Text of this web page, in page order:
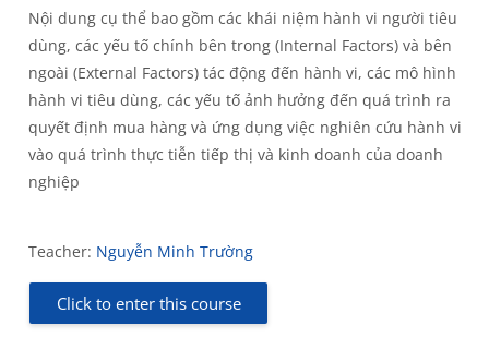
Nội dung cụ thể bao gồm các khái niệm hành vi người tiêu
dùng, các yếu tố chính bên trong (Internal Factors) và bên
ngoài (External Factors) tác động đến hành vi, các mô hình
hành vi tiêu dùng, các yếu tố ảnh hưởng đến quá trình ra
quyết định mua hàng và ứng dụng việc nghiên cứu hành vi
vào quá trình thực tiễn tiếp thị và kinh doanh của doanh
nghiệp
Teacher: Nguyễn Minh Trường
Click to enter this course